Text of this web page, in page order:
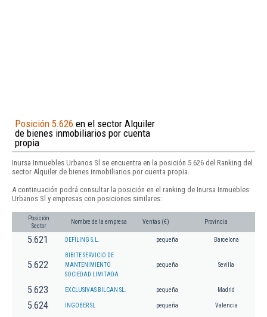
Posición 5.626 en el sector Alquiler
de bienes inmobiliarios por cuenta
propia
Inursa Inmuebles Urbanos Sl se encuentra en la posición 5.626 del Ranking del
sector Alquiler de bienes inmobiliarios por cuenta propia.
A continuación podrá consultar la posición en el ranking de Inursa Inmuebles
Urbanos Sl y empresas con posiciones similares:
Posición
Sector
Nombre de la empresa Ventas (€) Provincia
5.621 DEFILING S.L. pequeña Barcelona
5.622
BIBITE SERVICIO DE
MANTENIMIENTO
SOCIEDAD LIMITADA
pequeña Sevilla
5.623 EXCLUSIVAS BILCAN SL. pequeña Madrid
5.624 INGOBER SL pequeña Valencia